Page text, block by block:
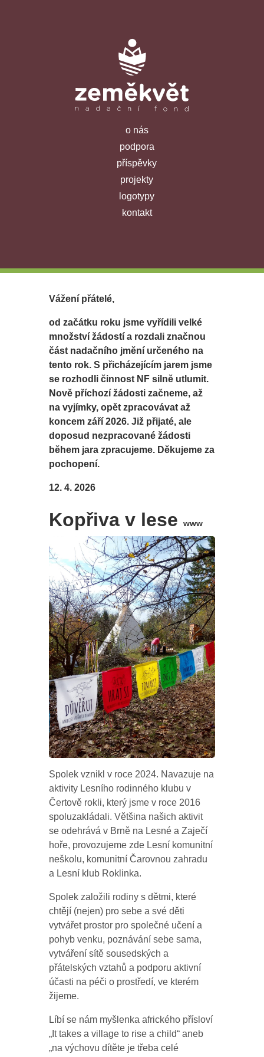
o nás
podpora
příspěvky
projekty
logotypy
kontakt
Vážení přátelé,
od začátku roku jsme vyřídili velké
množství žádostí a rozdali značnou
část nadačního jmění určeného na
tento rok. S přicházejícím jarem jsme
se rozhodli činnost NF silně utlumit.
Nově příchozí žádosti začneme, až
na vyjímky, opět zpracovávat až
koncem září 2026. Již přijaté, ale
doposud nezpracované žádosti
během jara zpracujeme. Děkujeme za
pochopení.
12. 4. 2026
Kopřiva v lesewww
Spolek vznikl v roce 2024. Navazuje na
aktivity Lesního rodinného klubu v
Čertově rokli, který jsme v roce 2016
spoluzakládali. Většina našich aktivit
se odehrává v Brně na Lesné a Zaječí
hoře, provozujeme zde Lesní komunitní
neškolu, komunitní Čarovnou zahradu
a Lesní klub Roklinka.
Spolek založili rodiny s dětmi, které
chtějí (nejen) pro sebe a své děti
vytvářet prostor pro společné učení a
pohyb venku, poznávání sebe sama,
vytváření sítě sousedských a
přátelských vztahů a podporu aktivní
účasti na péči o prostředí, ve kterém
žijeme.
Líbí se nám myšlenka afrického přísloví
„It takes a village to rise a child“ aneb
„na výchovu dítěte je třeba celé